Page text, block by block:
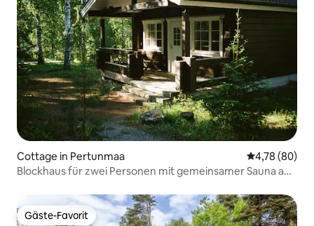
Cottage in Pertunmaa
4,78 (80)
Blockhaus für zwei Personen mit gemeinsamer Sauna am
Gäste-Favorit
Gäste-Favorit